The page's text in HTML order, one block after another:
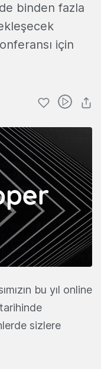
binden fazla
için
bu yıl online
sizlere